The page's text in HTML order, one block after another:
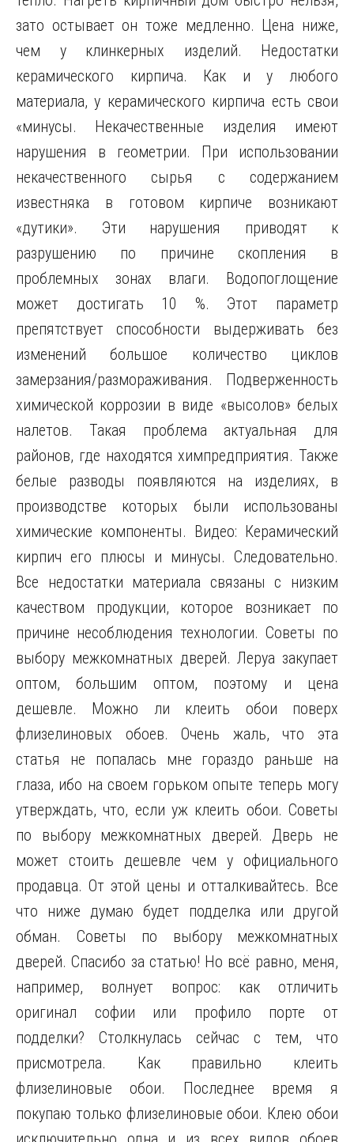
зато остывает он тоже медленно. Цена ниже,
чем у клинкерных изделий. Недостатки
керамического кирпича. Как и у любого
материала, у керамического кирпича есть свои
«минусы. Некачественные изделия имеют
нарушения в геометрии. При использовании
некачественного сырья с содержанием
известняка в готовом кирпиче возникают
«дутики». Эти нарушения приводят к
разрушению по причине скопления в
проблемных зонах влаги. Водопоглощение
может достигать 10 %. Этот параметр
препятствует способности выдерживать без
изменений большое количество циклов
замерзания/размораживания. Подверженность
химической коррозии в виде «высолов» белых
налетов. Такая проблема актуальная для
районов, где находятся химпредприятия. Также
белые разводы появляются на изделиях, в
производстве которых были использованы
химические компоненты. Видео: Керамический
кирпич его плюсы и минусы. Следовательно.
Все недостатки материала связаны с низким
качеством продукции, которое возникает по
причине несоблюдения технологии. Советы по
выбору межкомнатных дверей. Леруа закупает
оптом, большим оптом, поэтому и цена
дешевле. Можно ли клеить обои поверх
флизелиновых обоев. Очень жаль, что эта
статья не попалась мне гораздо раньше на
глаза, ибо на своем горьком опыте теперь могу
утверждать, что, если уж клеить обои. Советы
по выбору межкомнатных дверей. Дверь не
может стоить дешевле чем у официального
продавца. От этой цены и отталкивайтесь. Все
что ниже думаю будет подделка или другой
обман. Советы по выбору межкомнатных
дверей. Спасибо за статью! Но всё равно, меня,
например, волнует вопрос: как отличить
оригинал софии или профило порте от
подделки? Столкнулась сейчас с тем, что
присмотрела. Как правильно клеить
флизелиновые обои. Последнее время я
покупаю только флизелиновые обои. Клею обои